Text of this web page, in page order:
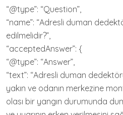
“@type”: “Question”,
“name”: “Adresli duman
edilmelidir?”,
“acceptedAnswer”: {
“@type”: “Answer”,
“text”: “Adresli duman
yakın ve odanın merkezine
olası bir yangın durumunda